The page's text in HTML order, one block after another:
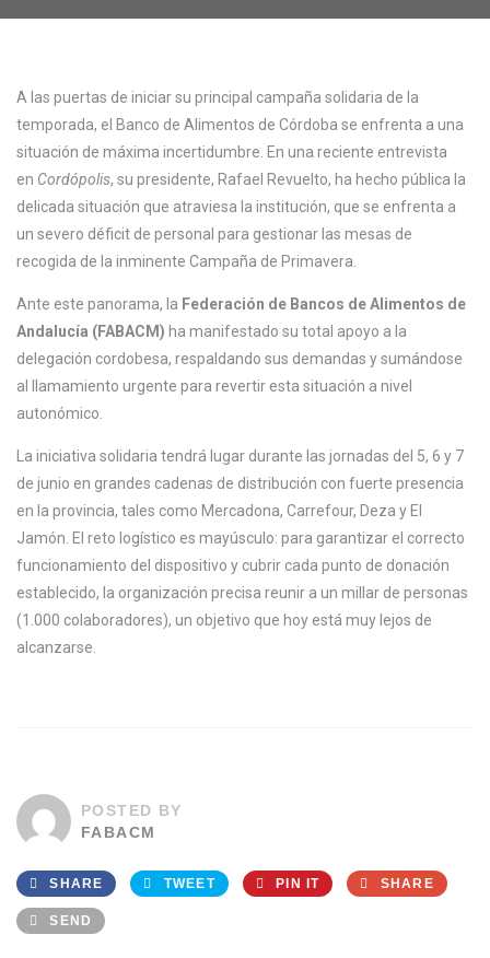
A las puertas de iniciar su principal campaña solidaria de la
temporada, el Banco de Alimentos de Córdoba se enfrenta a una
situación de máxima incertidumbre. En una reciente entrevista
en Cordópolis, su presidente, Rafael Revuelto, ha hecho pública la
delicada situación que atraviesa la institución, que se enfrenta a
un severo déficit de personal para gestionar las mesas de
recogida de la inminente Campaña de Primavera.
Ante este panorama, la Federación de Bancos de Alimentos de
Andalucía (FABACM) ha manifestado su total apoyo a la
delegación cordobesa, respaldando sus demandas y sumándose
al llamamiento urgente para revertir esta situación a nivel
autonómico.
La iniciativa solidaria tendrá lugar durante las jornadas del 5, 6 y 7
de junio en grandes cadenas de distribución con fuerte presencia
en la provincia, tales como Mercadona, Carrefour, Deza y El
Jamón. El reto logístico es mayúsculo: para garantizar el correcto
funcionamiento del dispositivo y cubrir cada punto de donación
establecido, la organización precisa reunir a un millar de personas
(1.000 colaboradores), un objetivo que hoy está muy lejos de
alcanzarse.
POSTED BY
FABACM
SHARE TWEET PIN IT SHARE
SEND